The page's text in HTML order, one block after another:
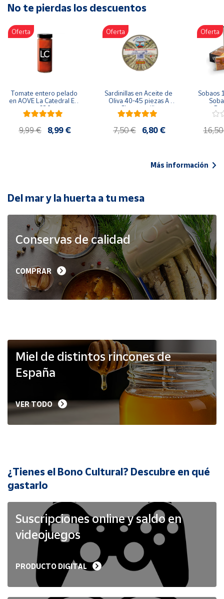
Artesanía
Oficina y
Papelería
Para Canarias,
Ceuta y Melilla
populares
Bono
Cultural
de Correos
Market
Productos
Solidarios
Ayuda
Vendedores
Mapa de
Hazte
vendedor
Cuenta
Ubicación
Península
Baleares
No te pierdas los descuentos
Oferta
Tomate entero pelado
en AOVE La Catedral ER-
630
9,99 € 8,99 €
Oferta
Sardinillas en Aceite de
Oliva 40-45 piezas A
Churrusquiña
7,50 € 6,80 €
Oferta
Sobaos
Más información
Del mar y la huerta a tu mesa
Conservas de calidad
COMPRAR
Miel de distintos rincones de
España
VER TODO
¿Tienes el Bono Cultural? Descubre en qué
gastarlo
Suscripciones online y saldo en
videojuegos
PRODUCTO DIGITAL